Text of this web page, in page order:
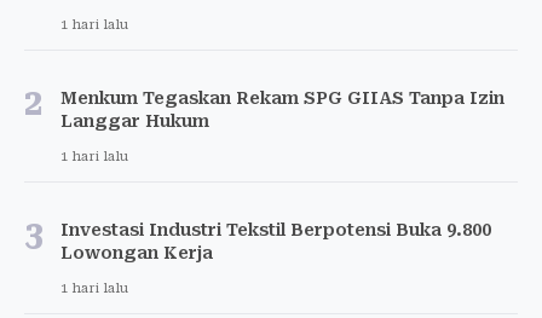
1 hari lalu
2
Menkum Tegaskan Rekam SPG GIIAS Tanpa Izin
Langgar Hukum
1 hari lalu
3
Investasi Industri Tekstil Berpotensi Buka 9.800
Lowongan Kerja
1 hari lalu